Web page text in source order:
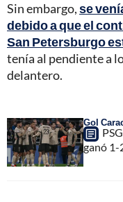
Sin embargo,se
debido a que el
San Petersburgo
tenía al pendiente a
delantero.
Gol
ganó 1-